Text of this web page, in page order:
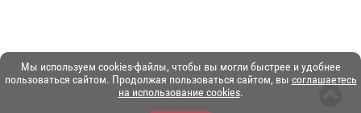
Мы используем cookies-файлы, чтобы вы могли быстрее и удобнее
пользоваться сайтом. Продолжая пользоваться сайтом, вы соглашаетесь
на использование cookies.